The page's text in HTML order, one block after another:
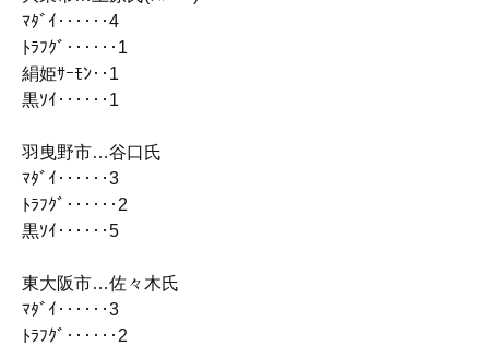
ﾏﾀﾞｲ‥‥‥4
ﾄﾗﾌｸﾞ‥‥‥1
絹姫ｻｰﾓﾝ‥1
黒ｿｲ‥‥‥1
羽曳野市…谷口氏
ﾏﾀﾞｲ‥‥‥3
ﾄﾗﾌｸﾞ‥‥‥2
黒ｿｲ‥‥‥5
東大阪市…佐々木氏
ﾏﾀﾞｲ‥‥‥3
ﾄﾗﾌｸﾞ‥‥‥2